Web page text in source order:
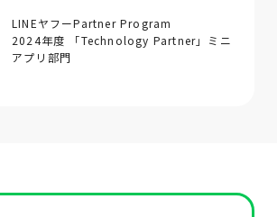
LINEヤフーPartner Program
2024年度 「Technology Partner」ミニ
アプリ部門